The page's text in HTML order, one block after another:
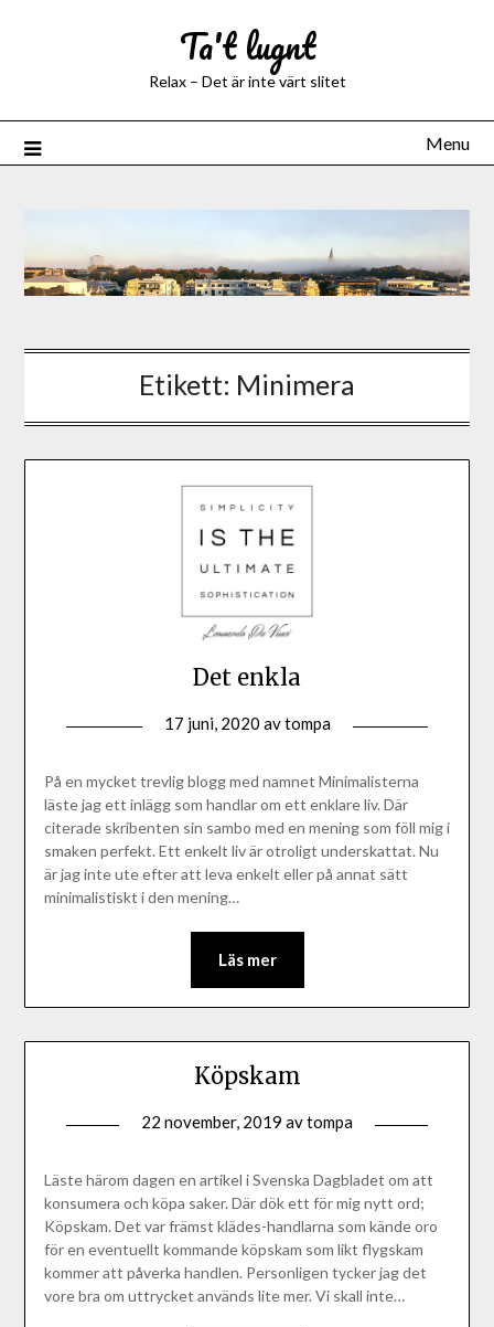
Ta't lugnt
Relax – Det är inte värt slitet
Menu
Etikett: Minimera
Det enkla
17 juni, 2020 avtompa
På en mycket trevlig blogg med namnet Minimalisterna
läste jag ett inlägg som handlar om ett enklare liv. Där
citerade skribenten sin sambo med en mening som föll mig i
smaken perfekt. Ett enkelt liv är otroligt underskattat. Nu
är jag inte ute efter att leva enkelt eller på annat sätt
minimalistiskt i den mening…
Läs mer
Köpskam
22 november, 2019 avtompa
Läste härom dagen en artikel i Svenska Dagbladet om att
konsumera och köpa saker. Där dök ett för mig nytt ord;
Köpskam. Det var främst klädes-handlarna som kände oro
för en eventuellt kommande köpskam som likt flygskam
kommer att påverka handlen. Personligen tycker jag det
vore bra om uttrycket används lite mer. Vi skall inte…